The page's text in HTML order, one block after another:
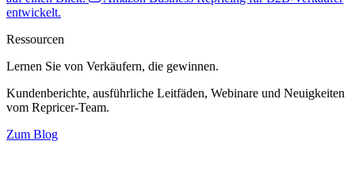
entwickelt.
Ressourcen
Lernen Sie von Verkäufern, die gewinnen.
Kundenberichte, ausführliche Leitfäden, Webinare und Neuigkeiten
vom Repricer-Team.
Zum Blog